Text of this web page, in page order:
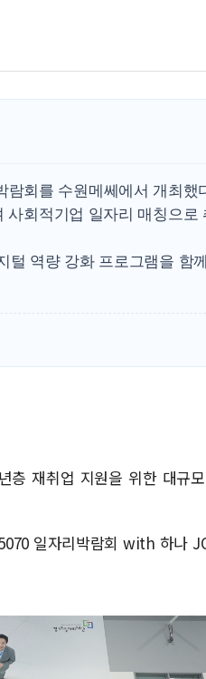
'화
李
동해
연
中
강원
청
폭염
람회를 수원메쎄에서 개최했
사회적기업 일자리 매칭으로
털 역량 강화 프로그램을 함
층 재취업 지원을 위한 대규
일자리박람회 with 하나